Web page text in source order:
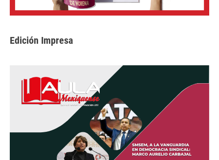
Edición Impresa